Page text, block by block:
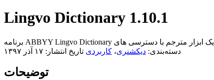
Lingvo Dictionary 1.10.1
دسته‌بندی: دیکشنری، کاربردی تاریخ انتشار: ۱۷ آذر ۱۳۹۷
توضیحات